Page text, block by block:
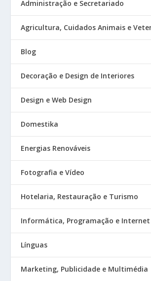
Administração e Secretariado
Agricultura, Cuidados Animais e
Blog
Decoração e Design de Interiores
Design e Web Design
Domestika
Energias Renováveis
Fotografia e Vídeo
Hotelaria, Restauração e Turismo
Informática, Programação e Internet
Línguas
Marketing, Publicidade e Multimédia